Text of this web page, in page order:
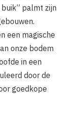
palmt zijn
een magische
onze bodem
in een
door de
goedkope